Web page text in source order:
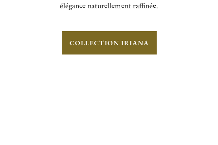
élégance naturellement raffinée.
COLLECTION IRIANA